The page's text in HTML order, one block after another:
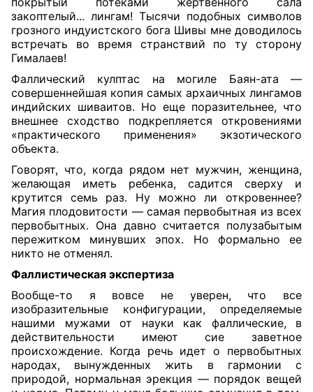
закоптелый... лингам! Тысячи подобных символов
грозного индуистского бога Шивы мне доводилось
встречать во время странствий по ту сторону
Гималаев!
Фаллический кулптас на могиле Баян-ата —
совершеннейшая копия самых архаичных лингамов
индийских шиваитов. Но еще поразительнее, что
внешнее сходство подкрепляется откровениями
«практического применения» экзотического
объекта.
Говорят, что, когда рядом нет мужчин, женщина,
желающая иметь ребенка, садится сверху и
крутится семь раз. Ну можно ли откровеннее?
Магия плодовитости — самая первобытная из всех
первобытных. Она давно считается полузабытым
пережитком минувших эпох. Но формально ее
никто не отменял.
Фаллистическая экспертиза
Вообще-то я вовсе не уверен, что все
изобразительные конфигурации, определяемые
нашими мужами от науки как фаллические, в
действительности имеют сие заветное
происхождение. Когда речь идет о первобытных
народах, вынужденных жить в гармонии с
природой, нормальная эрекция — порядок вещей